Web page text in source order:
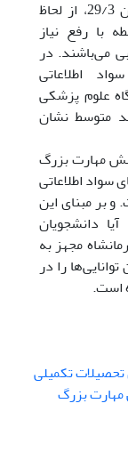
جدید با دانسته‌های قبلی خود با میانگین 29/3، از لحاظ
با رفع نیاز
3 در‌حد مطلوبی می‌باشند. در
اطلاعاتی
علوم پزشکی
37/3 بالاتر از حد متوسط نشان
مهارت بزرگ
سواد اطلاعاتی
بر مبنای این
دانشجویان
مجهز به
را در
است.
تکمیلی
بزرگ